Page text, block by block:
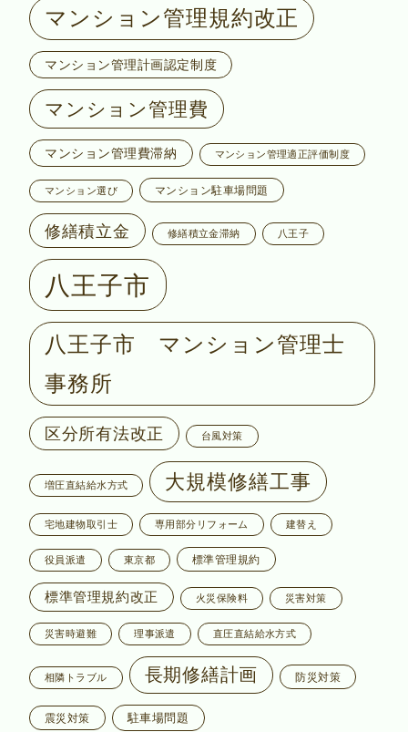
マンション管理規約改正
マンション管理計画認定制度
マンション管理費
マンション管理費滞納 マンション管理適正評価制度
マンション選び マンション駐車場問題
修繕積立金 修繕積立金滞納 八王子
八王子市
八王子市 マンション管理士
事務所
区分所有法改正 台風対策
増圧直結給水方式 大規模修繕工事
宅地建物取引士 専用部分リフォーム 建替え
役員派遣 東京都 標準管理規約
標準管理規約改正 火災保険料 災害対策
災害時避難 理事派遣 直圧直結給水方式
相隣トラブル 長期修繕計画 防災対策
震災対策 駐車場問題